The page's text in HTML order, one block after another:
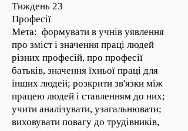
Тиждень 23
Професії
Мета: формувати в учнів уявлення
про зміст і значення праці людей
різних професій, про професії
батьків, значення їхньої праці для
інших людей; розкрити зв'язки між
працею людей і ставленням до них;
учити аналізувати, узагальнювати;
виховувати повагу до трудівників,